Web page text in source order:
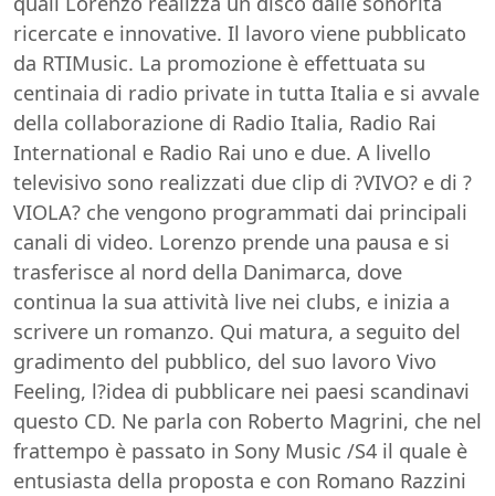
ricercate e innovative. Il lavoro viene pubblicato
da RTIMusic. La promozione è effettuata su
centinaia di radio private in tutta Italia e si avvale
della collaborazione di Radio Italia, Radio Rai
International e Radio Rai uno e due. A livello
televisivo sono realizzati due clip di ?VIVO? e di ?
VIOLA? che vengono programmati dai principali
canali di video. Lorenzo prende una pausa e si
trasferisce al nord della Danimarca, dove
continua la sua attività live nei clubs, e inizia a
scrivere un romanzo. Qui matura, a seguito del
gradimento del pubblico, del suo lavoro Vivo
Feeling, l?idea di pubblicare nei paesi scandinavi
questo CD. Ne parla con Roberto Magrini, che nel
frattempo è passato in Sony Music /S4 il quale è
entusiasta della proposta e con Romano Razzini